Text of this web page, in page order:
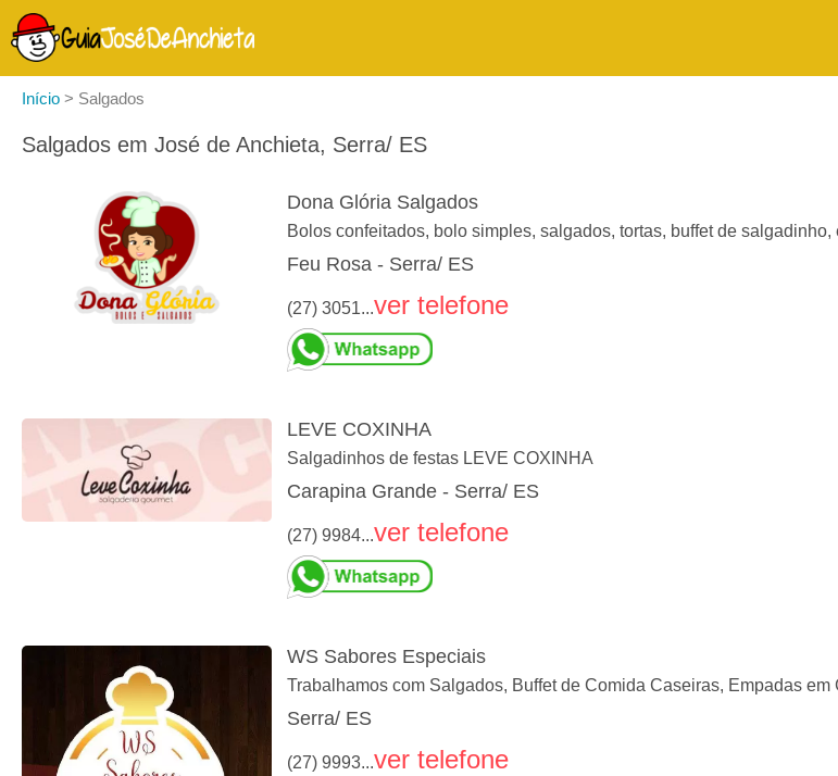
Início > Salgados
Salgados em José de Anchieta, Serra/ ES
Dona Glória Salgados
Bolos confeitados, bolo simples, salgados, tortas, buffet de salgadinho,
Feu Rosa - Serra/ ES
(27) 3051...ver telefone
LEVE COXINHA
Salgadinhos de festas LEVE COXINHA
Carapina Grande - Serra/ ES
(27) 9984...ver telefone
WS Sabores Especiais
Trabalhamos com Salgados, Buffet de Comida Caseiras, Empadas
Serra/ ES
(27) 9993...ver telefone